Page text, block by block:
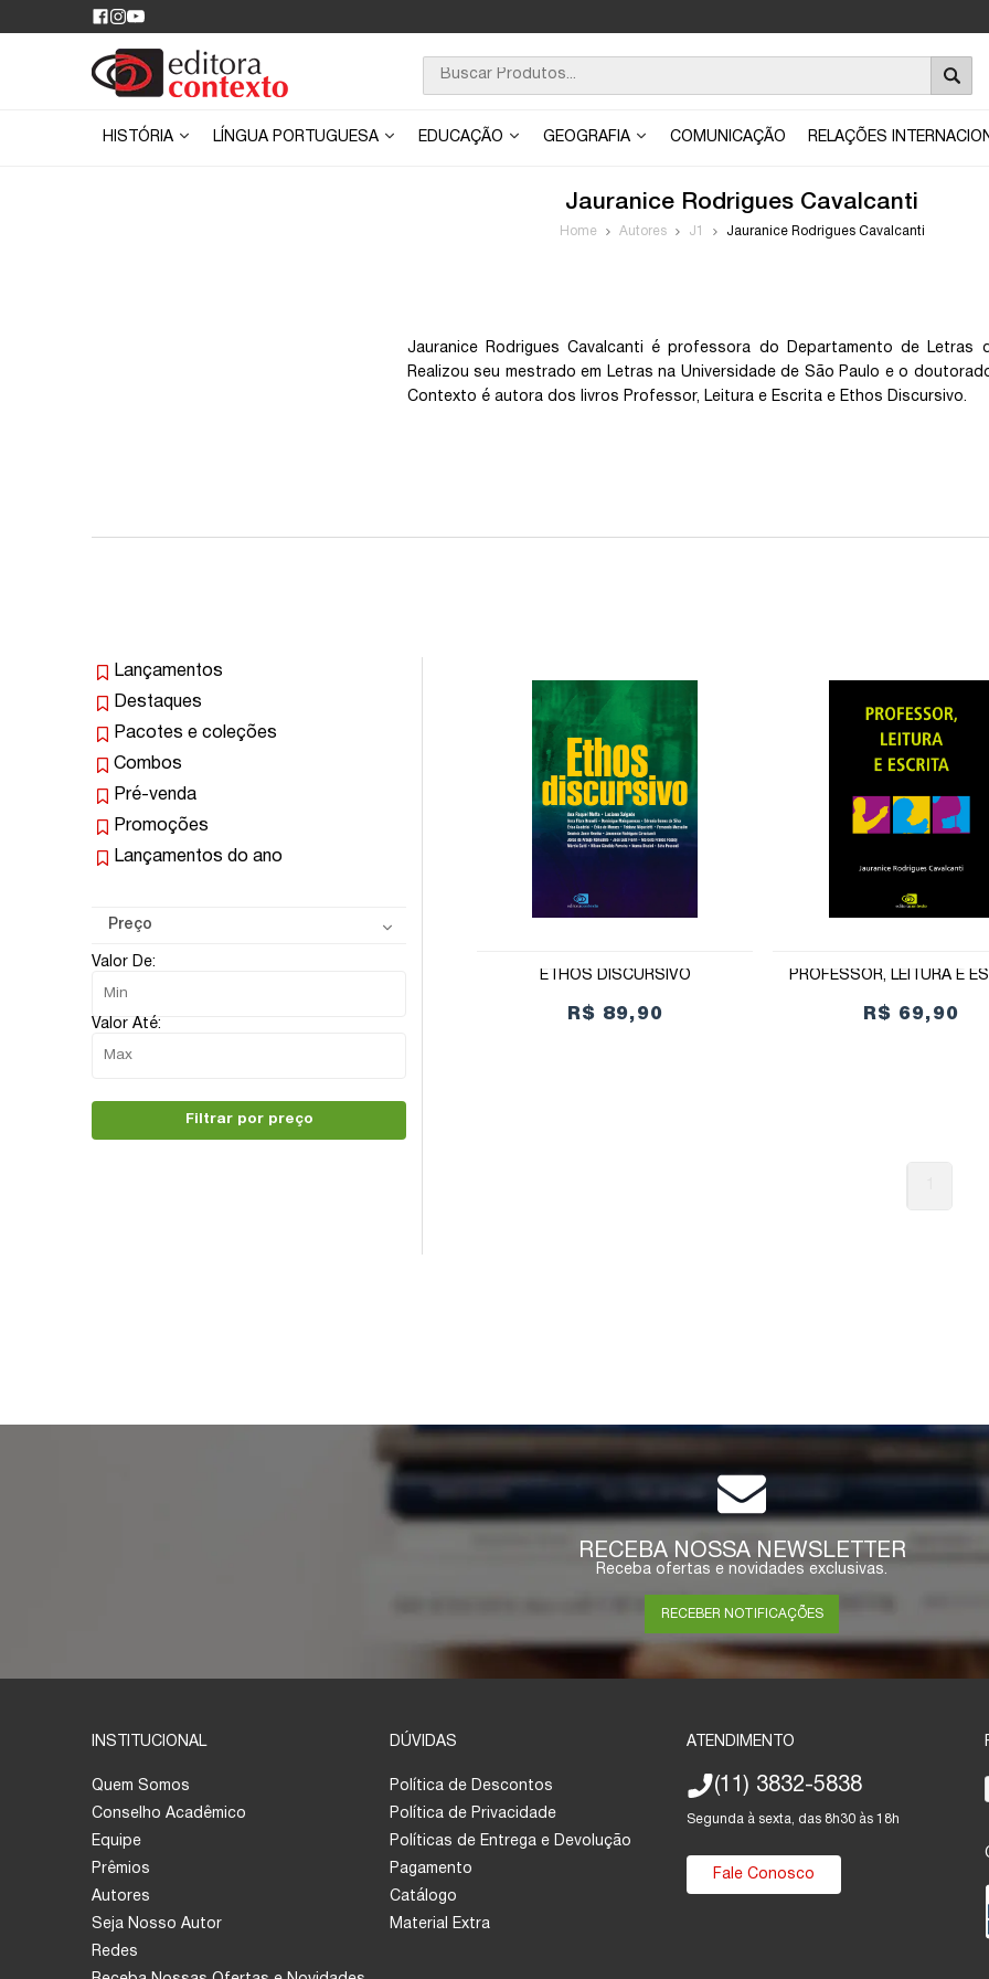
HISTÓRIA LÍNGUA PORTUGUESA EDUCAÇÃO GEOGRAFIA COMUNICAÇÃO RELAÇÕES
Jauranice Rodrigues Cavalcanti
Home Autores J1 Jauranice Rodrigues Cavalcanti
Jauranice Rodrigues Cavalcanti é professora do Departamento de Letras
Realizou seu mestrado em Letras na Universidade de São Paulo e o
Contexto é autora dos livros Professor, Leitura e Escrita e Ethos Discursivo.
Lançamentos
Destaques
Pacotes e coleções
Combos
Pré-venda
Promoções
Lançamentos do ano
Preço
Valor De:
Valor Até:
Filtrar por preço
ETHOS DISCURSIVO
R$ 89,90
PROFESSOR, LEITURA E
R$ 69,90
RECEBA NOSSA NEWSLETTER
Receba ofertas e novidades exclusivas.
RECEBER NOTIFICAÇÕES
INSTITUCIONAL
Quem Somos
Conselho Acadêmico
Equipe
Prêmios
Autores
Seja Nosso Autor
Redes
DÚVIDAS
Política de Descontos
Política de Privacidade
Políticas de Entrega e Devolução
Pagamento
Catálogo
Material Extra
ATENDIMENTO
(11) 3832-5838
Segunda à sexta, das 8h30 às 18h
Fale Conosco